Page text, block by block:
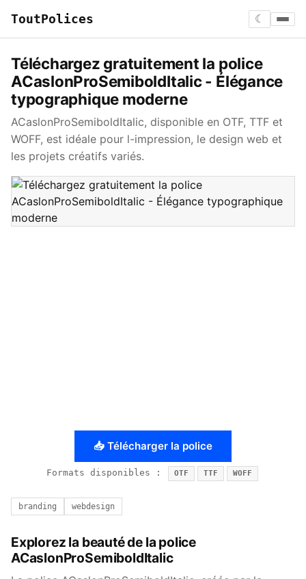
ToutPolices ☾
Téléchargez gratuitement la police
ACaslonProSemiboldItalic - Élégance
typographique moderne
ACaslonProSemiboldItalic, disponible en OTF, TTF et
WOFF, est idéale pour l-impression, le design web et
les projets créatifs variés.
📥 Télécharger la police
Formats disponibles : OTF TTF WOFF
branding webdesign
Explorez la beauté de la police
ACaslonProSemiboldItalic